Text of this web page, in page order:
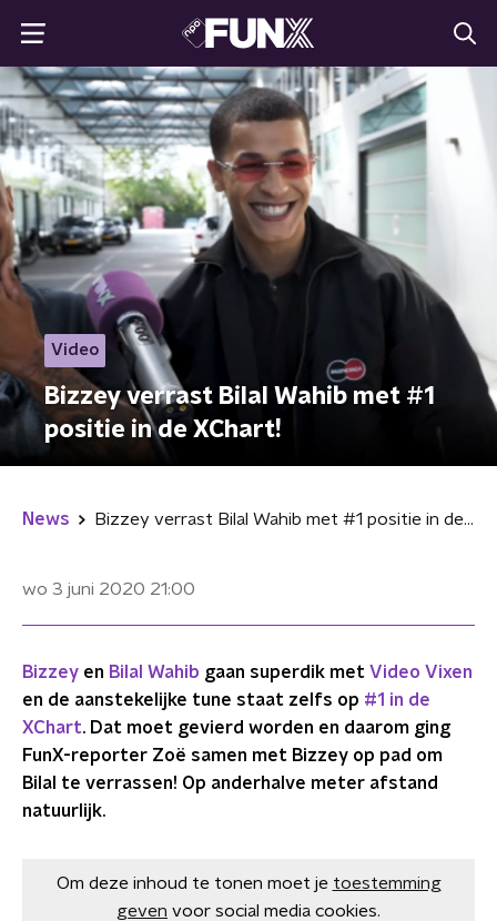
Video
Bizzey verrast Bilal Wahib met #1
positie in de XChart!
News Bizzey verrast Bilal Wahib met #1 positie in de XChart!
wo 3 juni 2020 21:00
Bizzey en Bilal Wahib gaan superdik met Video Vixen
en de aanstekelijke tune staat zelfs op #1 in de
XChart. Dat moet gevierd worden en daarom ging
FunX-reporter Zoë samen met Bizzey op pad om
Bilal te verrassen! Op anderhalve meter afstand
natuurlijk.
Om deze inhoud te tonen moet je toestemming
geven voor social media cookies.